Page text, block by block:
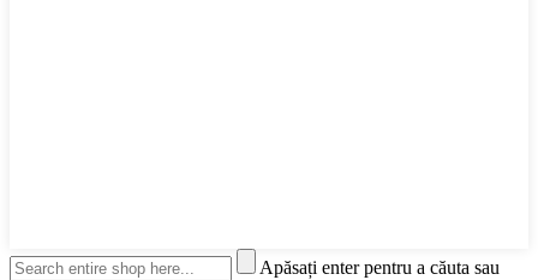
Apăsați enter pentru a căuta sau